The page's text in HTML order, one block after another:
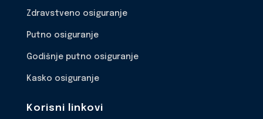
Zdravstveno osiguranje
Putno osiguranje
Godišnje putno osiguranje
Kasko osiguranje
Korisni linkovi